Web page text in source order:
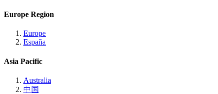
Europe Region
Europe
España
Asia Pacific
Australia
中国